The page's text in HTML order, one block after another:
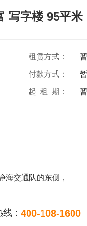
写字楼 95平米
租赁方式：
付款方式：
起 租 期：
海交通队的东侧，
： 400-108-1600